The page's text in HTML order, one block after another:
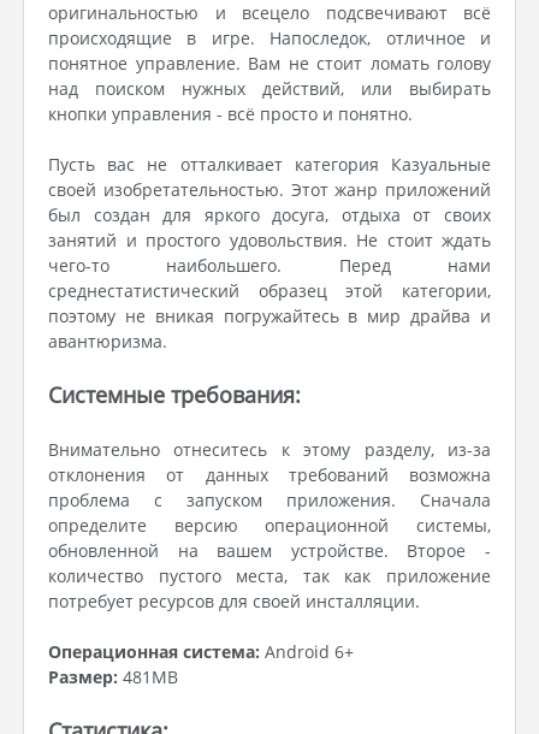
оригинальностью и всецело подсвечивают всё
происходящие в игре. Напоследок, отличное и
понятное управление. Вам не стоит ломать голову
над поиском нужных действий, или выбирать
кнопки управления - всё просто и понятно.
Пусть вас не отталкивает категория Казуальные
своей изобретательностью. Этот жанр приложений
был создан для яркого досуга, отдыха от своих
занятий и простого удовольствия. Не стоит ждать
чего-то наибольшего. Перед нами
среднестатистический образец этой категории,
поэтому не вникая погружайтесь в мир драйва и
авантюризма.
Системные требования:
Внимательно отнеситесь к этому разделу, из-за
отклонения от данных требований возможна
проблема с запуском приложения. Сначала
определите версию операционной системы,
обновленной на вашем устройстве. Второе -
количество пустого места, так как приложение
потребует ресурсов для своей инсталляции.
Операционная система: Android 6+
Размер: 481MB